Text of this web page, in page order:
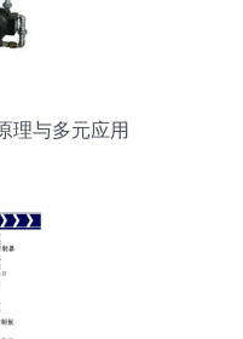
理与多元应用